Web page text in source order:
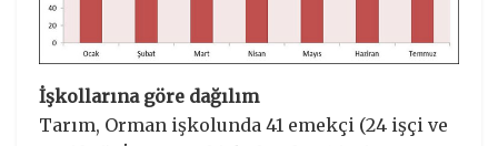
İşkollarına göre dağılım
Tarım, Orman işkolunda 41 emekçi (24 işçi ve